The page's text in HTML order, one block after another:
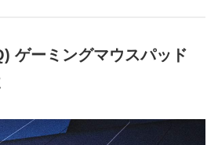
ゲーミングマウスパッド